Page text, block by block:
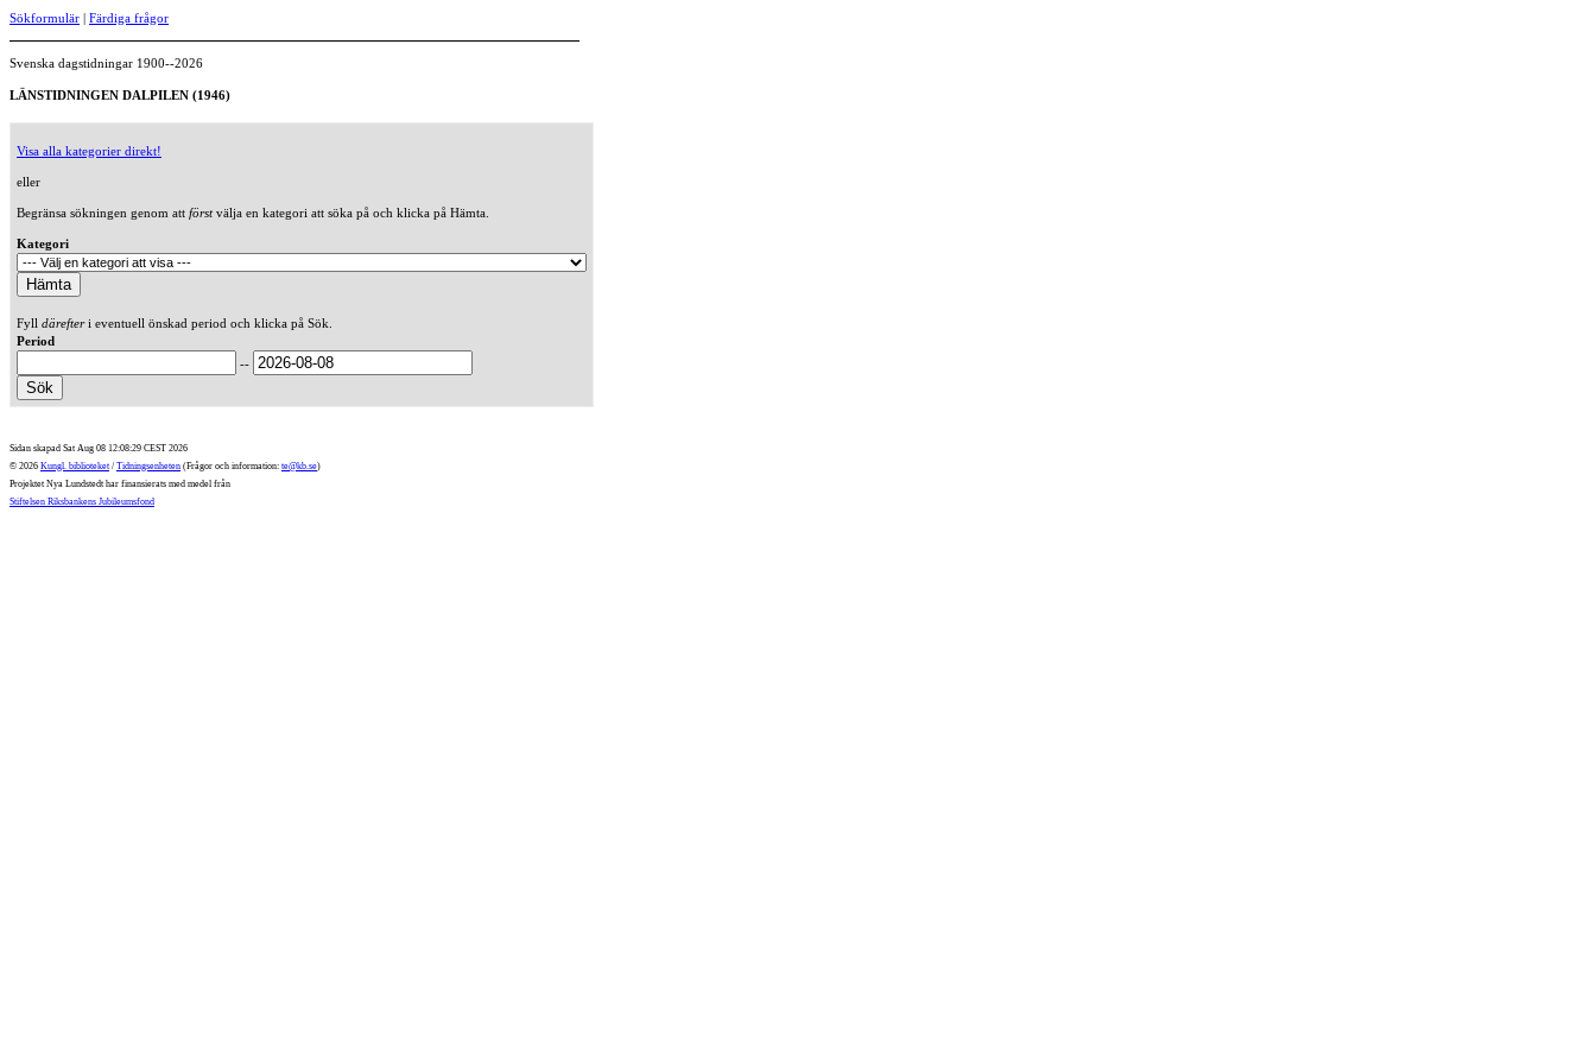
Sökformulär | Färdiga frågor
Svenska dagstidningar 1900--2026
LÄNSTIDNINGEN DALPILEN (1946)
Visa alla kategorier direkt!
eller
Begränsa sökningen genom att förstvälja en kategori att söka på och klicka på Hämta.
Kategori
Fyll därefteri eventuell önskad period och klicka på Sök.
Period
--
Sidan skapad Sat Aug 08 12:08:29 CEST 2026
© 2026 Kungl. biblioteket / Tidningsenheten (Frågor och information: te@kb.se)
Projektet Nya Lundstedt har finansierats med medel från
Stiftelsen Riksbankens Jubileumsfond